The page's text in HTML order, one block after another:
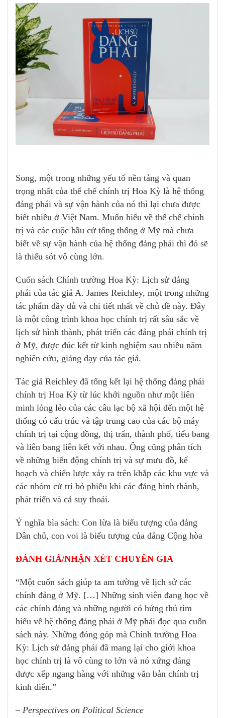
Song, một trong những yếu tố nền tảng và quan
trọng nhất của thể chế chính trị Hoa Kỳ là hệ thống
đảng phái và sự vận hành của nó thì lại chưa được
biết nhiều ở Việt Nam. Muốn hiểu về thể chế chính
trị và các cuộc bầu cử tổng thống ở Mỹ mà chưa
biết về sự vận hành của hệ thống đảng phái thì đó sẽ
là thiếu sót vô cùng lớn.
Cuốn sách Chính trường Hoa Kỳ: Lịch sử đảng
phái của tác giả A. James Reichley, một trong những
tác phẩm đầy đủ và chi tiết nhất về chủ đề này. Đây
là một công trình khoa học chính trị rất sâu sắc về
lịch sử hình thành, phát triển các đảng phái chính trị
ở Mỹ, được đúc kết từ kinh nghiệm sau nhiều năm
nghiên cứu, giảng dạy của tác giả.
Tác giả Reichley đã tổng kết lại hệ thống đảng phái
chính trị Hoa Kỳ từ lúc khởi nguồn như một liên
minh lỏng lẻo của các câu lạc bộ xã hội đến một hệ
thống có cấu trúc và tập trung cao của các bộ máy
chính trị tại cộng đồng, thị trấn, thành phố, tiểu bang
và liên bang liên kết với nhau. Ông cũng phân tích
về những biến động chính trị và sự mưu đồ, kế
hoạch và chiến lược xảy ra trên khắp các khu vực và
các nhóm cử tri bỏ phiếu khi các đảng hình thành,
phát triển và cả suy thoái.
Ý nghĩa bìa sách: Con lừa là biểu tượng của đảng
Dân chủ, con voi là biểu tượng của đảng Cộng hòa
ĐÁNH GIÁ/NHẬN XÉT CHUYÊN GIA
“Một cuốn sách giúp ta am tường về lịch sử các
chính đảng ở Mỹ. […] Những sinh viên đang học về
các chính đảng và những người có hứng thú tìm
hiểu về hệ thống đảng phái ở Mỹ phải đọc qua cuốn
sách này. Những đóng góp mà Chính trường Hoa
Kỳ: Lịch sử đảng phái đã mang lại cho giới khoa
học chính trị là vô cùng to lớn và nó xứng đáng
được xếp ngang hàng với những văn bản chính trị
kinh điển.”
– Perspectives on Political Science